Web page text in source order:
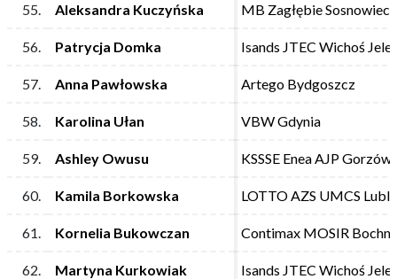
55. Aleksandra Kuczyńska MB Zagłębie Sosnowiec
56. Patrycja Domka Isands JTEC Wichoś
57. Anna Pawłowska Artego Bydgoszcz
58. Karolina Ułan VBW Gdynia
59. Ashley Owusu KSSSE Enea AJP
60. Kamila Borkowska LOTTO AZS UMCS
61. Kornelia Bukowczan Contimax MOSIR
62. Martyna Kurkowiak Isands JTEC Wichoś
55. Aleksandra Kuczyńska MB Zagłębie Sosnowiec
56. Patrycja Domka Isands JTEC Wichoś
57. Anna Pawłowska Artego Bydgoszcz
58. Karolina Ułan VBW Gdynia
59. Ashley Owusu KSSSE Enea AJP
60. Kamila Borkowska LOTTO AZS UMCS
61. Kornelia Bukowczan Contimax MOSIR
62. Martyna Kurkowiak Isands JTEC Wichoś